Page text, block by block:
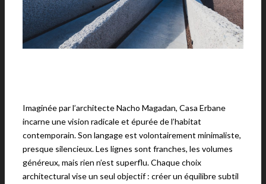
Imaginée par l’architecte Nacho Magadan, Casa Erbane
incarne une vision radicale et épurée de l’habitat
contemporain. Son langage est volontairement minimaliste,
presque silencieux. Les lignes sont franches, les volumes
généreux, mais rien n’est superflu. Chaque choix
architectural vise un seul objectif : créer un équilibre subtil